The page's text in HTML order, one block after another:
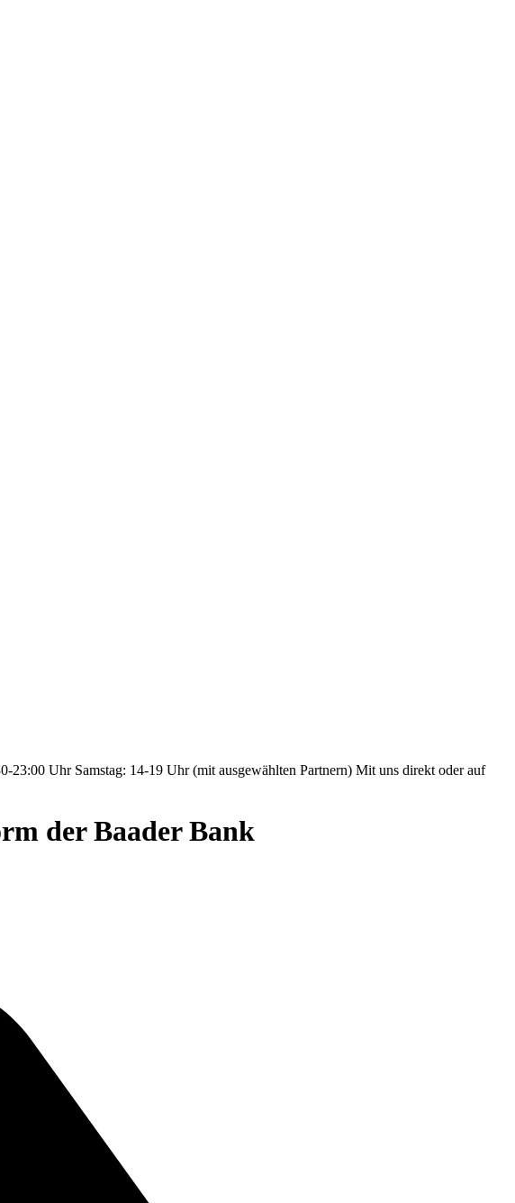
23:00 Uhr Samstag: 14-19 Uhr (mit ausgewählten Partnern) Mit uns direkt oder auf
der Baader Bank